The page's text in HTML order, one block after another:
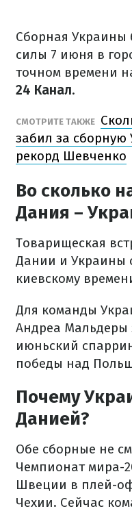
Сборная Украины
силы 7 июня в
точном времени
24 Канал.
СМОТРИТЕ ТАКЖЕ
забил за
рекорд Шевченко
Во сколько
Дания –
Товарищеская
Дании и Украины
киевскому
Для команды
Андреа Мальдеры
июньский
победы над
Почему
Данией?
Обе сборные не
Чемпионат мира-
Швеции в плей-
Чехии. Сейчас